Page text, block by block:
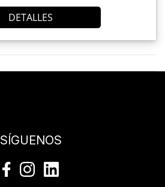
DETALLES
SÍGUENOS